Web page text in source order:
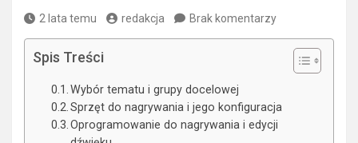
2 lata temu redakcja Brak komentarzy
Spis Treści
Wybór tematu i grupy docelowej
Sprzęt do nagrywania i jego konfiguracja
Oprogramowanie do nagrywania i edycji